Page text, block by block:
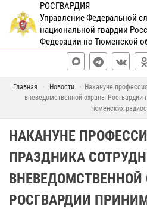
РОСГВАРДИЯ
Управление Федеральной
национальной гвардии
Федерации по Тюменской
Главная Новости
Накануне
вневедомственной охраны Росгвардии
тюменских
НАКАНУНЕ
ПРАЗДНИКА
ВНЕВЕДОМСТВЕННОЙ
РОСГВАРДИИ